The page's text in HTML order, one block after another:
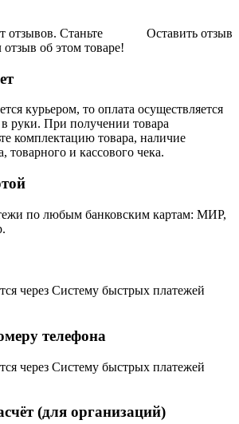
Оставить отзыв
отзывов. Станьте
об этом товаре!
курьером, то оплата осуществляется
руки. При получении товара
комплектацию товара, наличие
товарного и кассового чека.
по любым банковским картам: МИР,
через Систему быстрых платежей
телефона
через Систему быстрых платежей
(для организаций)